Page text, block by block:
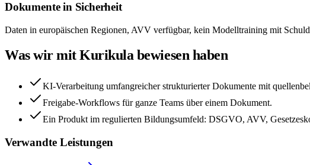
Dokumente in Sicherheit
Daten in europäischen Regionen, AVV verfügbar, kein Modelltraining mit
Was wir mit Kurikula bewiesen haben
KI-Verarbeitung umfangreicher strukturierter Dokumente mit
Freigabe-Workflows für ganze Teams über einem Dokument.
Ein Produkt im regulierten Bildungsumfeld: DSGVO, AVV,
Verwandte Leistungen